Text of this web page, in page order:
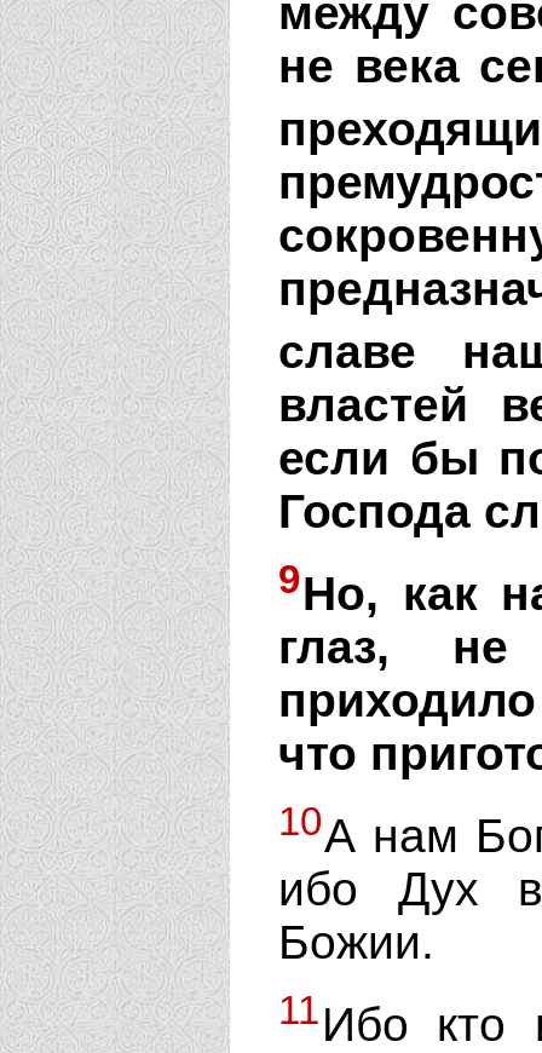
между
не века
славе
властей
если бы
Господа
9Но, как
глаз,
что
10А нам
ибо Дух
Божии.
11Ибо кто